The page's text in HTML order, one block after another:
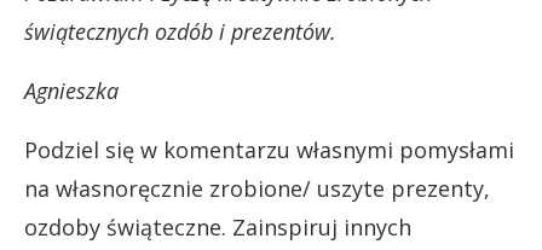
świątecznych ozdób i prezentów.
Agnieszka
Podziel się w komentarzu własnymi pomysłami
na własnoręcznie zrobione/ uszyte prezenty,
ozdoby świąteczne. Zainspiruj innych